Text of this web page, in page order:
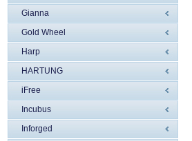
Gianna
Gold Wheel
Harp
HARTUNG
iFree
Incubus
Inforged